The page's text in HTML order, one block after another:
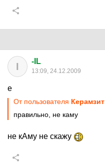
I -IL
13:09, 24.12.2009
е
От пользователя Керамзит
правильно, не каму
не кАму не скажу